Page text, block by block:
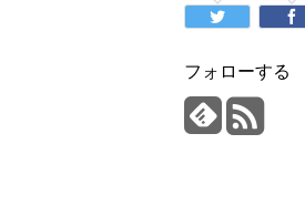
フォローする